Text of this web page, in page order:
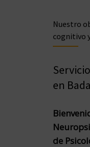
Nuestro
cognitivo
en
de